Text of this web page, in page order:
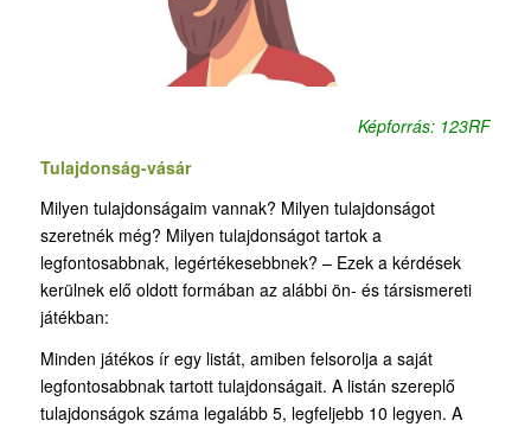
Képforrás: 123RF
Tulajdonság-vásár
Milyen tulajdonságaim vannak? Milyen tulajdonságot
szeretnék még? Milyen tulajdonságot tartok a
legfontosabbnak, legértékesebbnek? – Ezek a kérdések
kerülnek elő oldott formában az alábbi ön- és társismereti
játékban:
Minden játékos ír egy listát, amiben felsorolja a saját
legfontosabbnak tartott tulajdonságait. A listán szereplő
tulajdonságok száma legalább 5, legfeljebb 10 legyen. A